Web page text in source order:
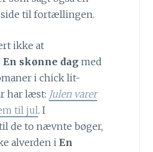
til fortællingen.
ikke at
En skønne dagmed
i chick lit-
har læst: Julen varer
til jul. I
de to nævnte bøger,
alverden iEn